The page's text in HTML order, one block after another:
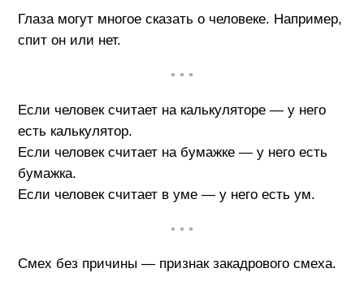
Глаза могут многое сказать о человеке. Например,
спит он или нет.
• • •
Если человек считает на калькуляторе — у него
есть калькулятор.
Если человек считает на бумажке — у него есть
бумажка.
Если человек считает в уме — у него есть ум.
• • •
Смех без причины — признак закадрового смеха.